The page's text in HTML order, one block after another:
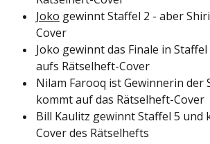
Joko gewinnt Staffel 2 - aber
Cover
Joko gewinnt das Finale in
aufs Rätselheft-Cover
Nilam Farooq ist Gewinnerin der
kommt auf das Rätselheft-Cover
Bill Kaulitz gewinnt Staffel 5 und
Cover des Rätselhefts